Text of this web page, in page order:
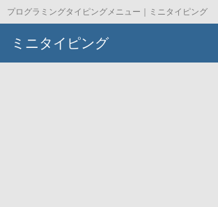
プログラミングタイピングメニュー｜ミニタイピング
ミニタイピング